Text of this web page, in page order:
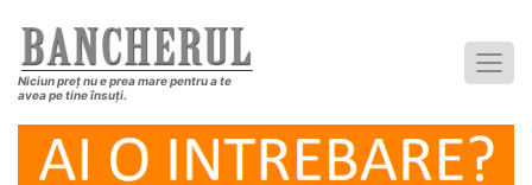
Niciun preț nu e prea mare pentru a te
avea pe tine însuți.